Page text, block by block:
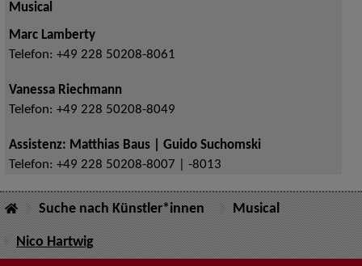
Musical
Marc Lamberty
Telefon: +49 228 50208-8061
Vanessa Riechmann
Telefon: +49 228 50208-8049
Assistenz: Matthias Baus | Guido Suchomski
Telefon: +49 228 50208-8007 | -8013
Suche nach Künstler*innen Musical
Nico Hartwig